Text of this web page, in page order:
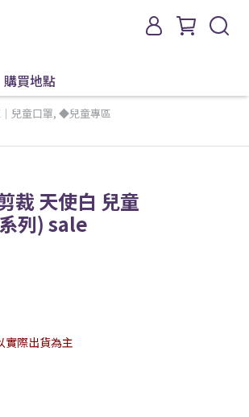
購買地點
兒童口罩, ◆兒童專區
裁 天使白 兒童
列) sale
實際出貨為主